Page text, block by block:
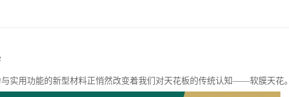
实用功能的新型材料正悄然改变着我们对天花板的传统认知——软膜天花。